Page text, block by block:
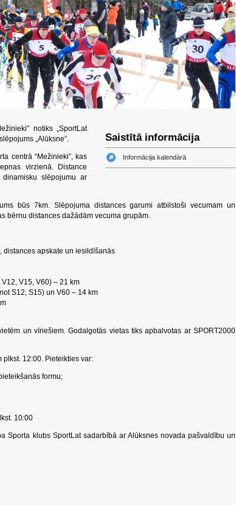
Saistītā informācija
Informācija kalendārā
notiks „SportLat
„Alūksne”.
centrā “Mežinieki”, kas
virzienā. Distance
slēpojumu ar
būs 7km. Slēpojuma distances garumi atbilstoši vecumam un
bērnu distances dažādām vecuma grupām.
distances apskate un iesildīšanās
V15, V60) – 21 km
S12, S15) un V60 – 14 km
un vīriešiem. Godalgotās vietas tiks apbalvotas ar SPORT2000
plkst. 12:00. Pieteikties var:
formu;
10:00
Sporta klubs SportLat sadarbībā ar Alūksnes novada pašvaldību un